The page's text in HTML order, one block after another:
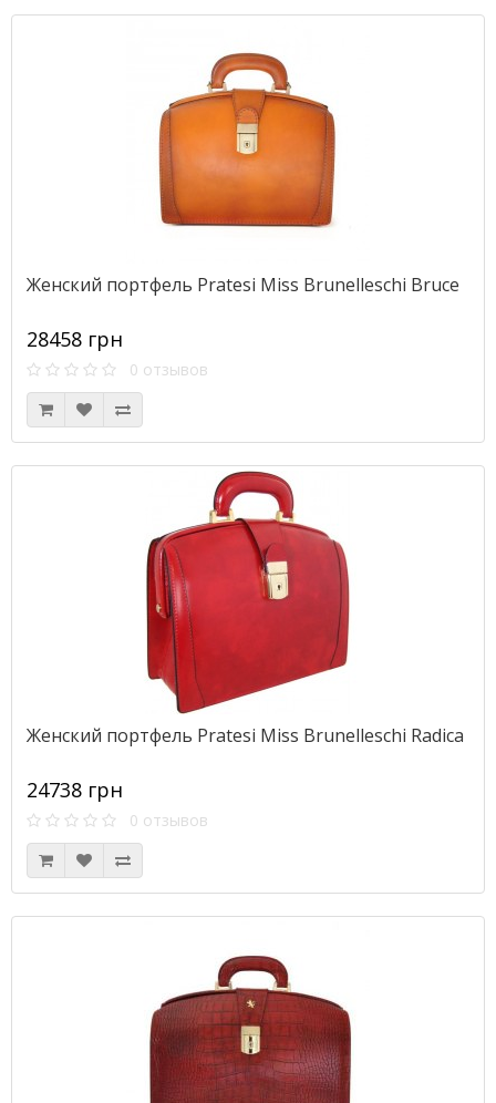
Женский портфель Pratesi Miss Brunelleschi Bruce
28458 грн
0 отзывов
Женский портфель Pratesi Miss Brunelleschi Radica
24738 грн
0 отзывов